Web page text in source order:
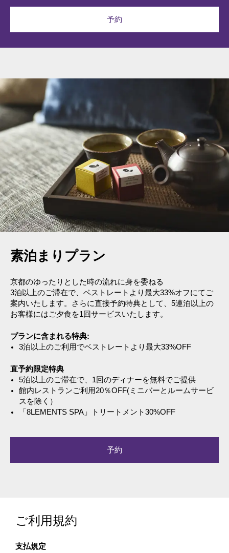
予約
素泊まりプラン
京都のゆったりとした時の流れに身を委ねる
3泊以上のご滞在で、ベストレートより最大33%オフにてご
案内いたします。さらに直接予約特典として、5連泊以上の
お客様にはご夕食を1回サービスいたします。
プランに含まれる特典:
3泊以上のご利用でベストレートより最大33%OFF
直予約限定特典
5泊以上のご滞在で、1回のディナーを無料でご提供
館内レストランご利用20％OFF(ミニバーとルームサービ
スを除く）
「8LEMENTS SPA」トリートメント30%OFF
予約
ご利用規約
支払規定